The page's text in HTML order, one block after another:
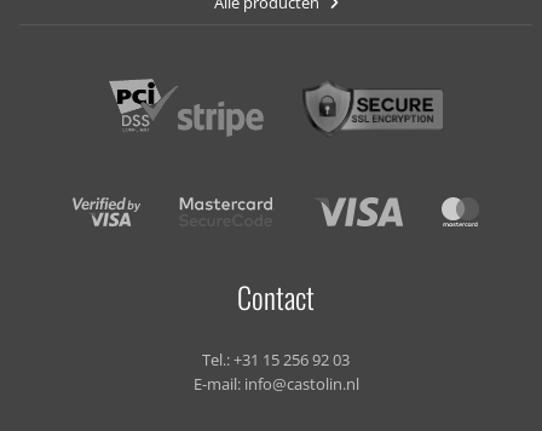
Contact
Tel.:+31 15 256 92 03
E-mail: info@castolin.nl